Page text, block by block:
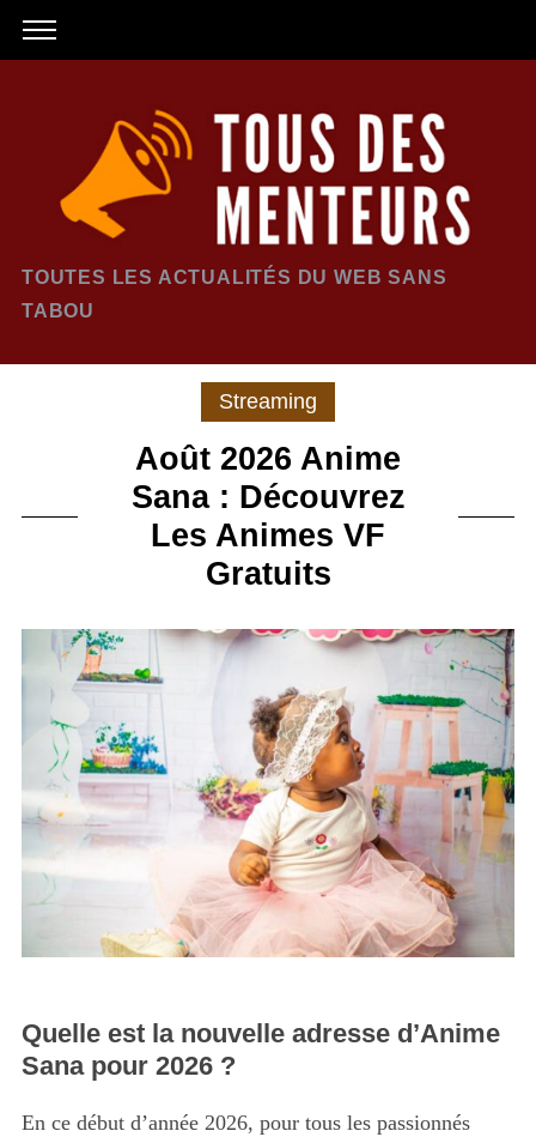
TOUTES LES ACTUALITÉS DU WEB SANS
TABOU
Streaming
Août 2026 Anime
Sana : Découvrez
Les Animes VF
Gratuits
Quelle est la nouvelle adresse d’Anime
Sana pour 2026 ?
En ce début d’année 2026, pour tous les passionnés